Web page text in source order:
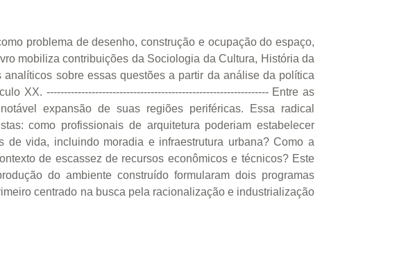
problema de desenho, construção e ocupação do espaço,
mobiliza contribuições da Sociologia da Cultura, História da
sobre essas questões a partir da análise da política
XX. ---------------------------------------------------------------- Entre as
expansão de suas regiões periféricas. Essa radical
como profissionais de arquitetura poderiam estabelecer
vida, incluindo moradia e infraestrutura urbana? Como a
de escassez de recursos econômicos e técnicos? Este
do ambiente construído formularam dois programas
centrado na busca pela racionalização e industrialização